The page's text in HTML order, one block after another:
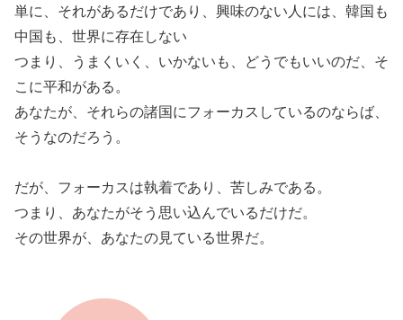
単に、それがあるだけであり、興味のない人には、韓国も
中国も、世界に存在しない
つまり、うまくいく、いかないも、どうでもいいのだ、そ
こに平和がある。
あなたが、それらの諸国にフォーカスしているのならば、
そうなのだろう。
だが、フォーカスは執着であり、苦しみである。
つまり、あなたがそう思い込んでいるだけだ。
その世界が、あなたの見ている世界だ。